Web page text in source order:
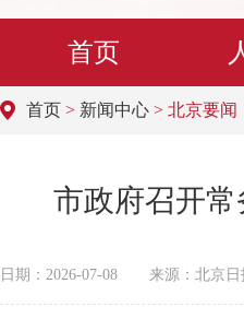
首页
首页 > 新闻中心 > 北京要闻
市政府召开
日期：2026-07-08 来源：北京日